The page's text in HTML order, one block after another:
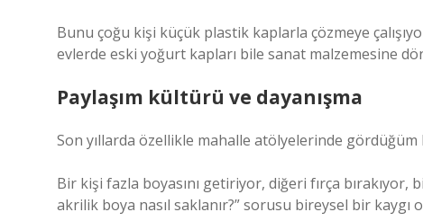
Bunu çoğu kişi küçük plastik kaplarla çözmeye
evlerde eski yoğurt kapları bile sanat malzemesine
Paylaşım kültürü ve dayanışma
Son yıllarda özellikle mahalle atölyelerinde
Bir kişi fazla boyasını getiriyor, diğeri fırça
akrilik boya nasıl saklanır?” sorusu bireysel bir